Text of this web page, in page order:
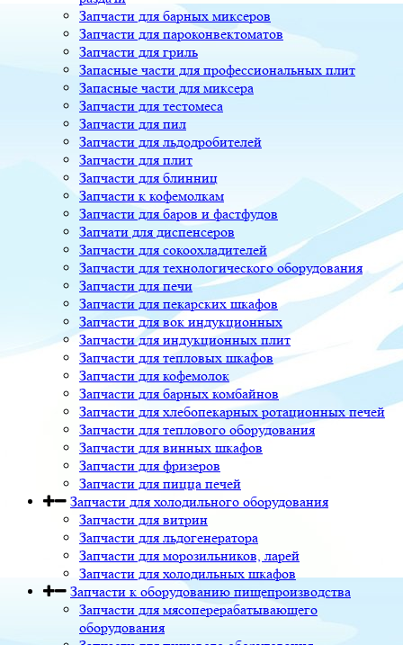
Запчасти для барных миксеров
Запчасти для пароконвектоматов
Запчасти для гриль
Запасные части для профессиональных плит
Запасные части для миксера
Запчасти для тестомеса
Запчасти для пил
Запчасти для льдодробителей
Запчасти для плит
Запчасти для блинниц
Запчасти к кофемолкам
Запчасти для баров и фастфудов
Запчати для диспенсеров
Запчасти для сокоохладителей
Запчасти для технологического оборудования
Запчасти для печи
Запчасти для пекарских шкафов
Запчасти для вок индукционных
Запчасти для индукционных плит
Запчасти для тепловых шкафов
Запчасти для кофемолок
Запчасти для барных комбайнов
Запчасти для хлебопекарных ротационных печей
Запчасти для теплового оборудования
Запчасти для винных шкафов
Запчасти для фризеров
Запчасти для пицца печей
Запчасти для холодильного оборудования
Запчасти для витрин
Запчасти для льдогенератора
Запчасти для морозильников, ларей
Запчасти для холодильных шкафов
Запчасти к оборудованию пищепроизводства
Запчасти для мясоперерабатывающего
оборудования